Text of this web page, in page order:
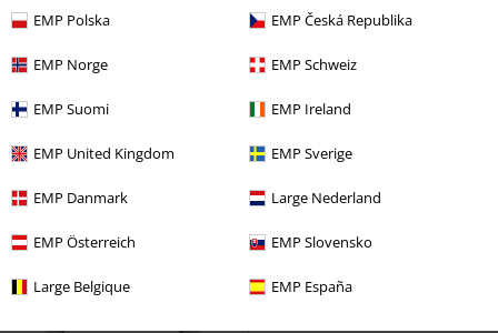
EMP Polska EMP Česká Republika
EMP Norge EMP Schweiz
EMP Suomi EMP Ireland
EMP United Kingdom EMP Sverige
EMP Danmark Large Nederland
EMP Österreich EMP Slovensko
Large Belgique EMP España
Snoopy und Woodstock
Snoopy
Figurine en peluche
La Carte Du Maraudeur
Potter
Sweat-shirt à capuche